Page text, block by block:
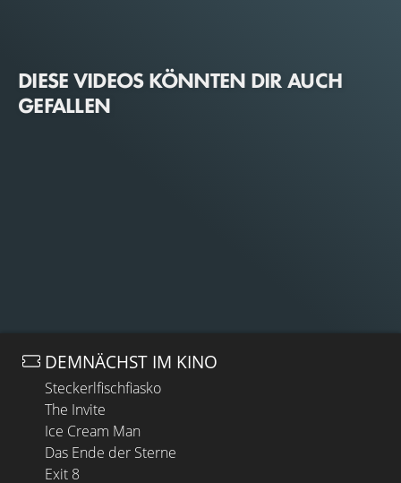
DIESE VIDEOS KÖNNTEN DIR AUCH
GEFALLEN
DEMNÄCHST IM KINO
Steckerlfischfiasko
The Invite
Ice Cream Man
Das Ende der Sterne
Exit 8